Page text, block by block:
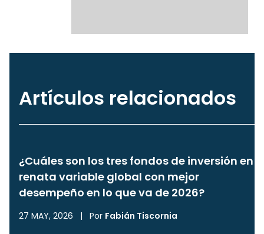
Artículos relacionados
¿Cuáles son los tres fondos de inversión en
renata variable global con mejor
desempeño en lo que va de 2026?
27 MAY, 2026 | Por Fabián Tiscornia